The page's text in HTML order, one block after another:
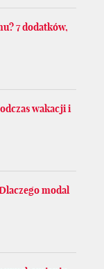
7 dodatków,
wakacji i
modal